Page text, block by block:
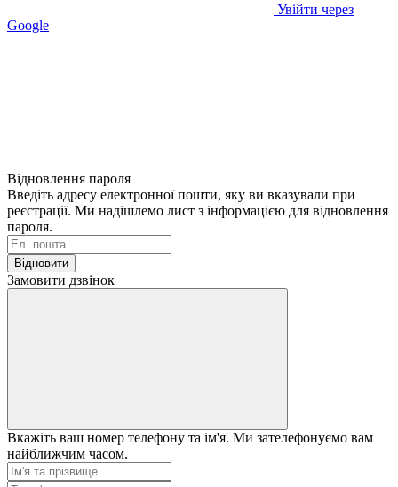
Увійти через
Google
Відновлення пароля
Введіть адресу електронної пошти, яку ви вказували при
реєстрації. Ми надішлемо лист з інформацією для відновлення
пароля.
Відновити
Замовити дзвінок
Вкажіть ваш номер телефону та ім'я. Ми зателефонуємо вам
найближчим часом.